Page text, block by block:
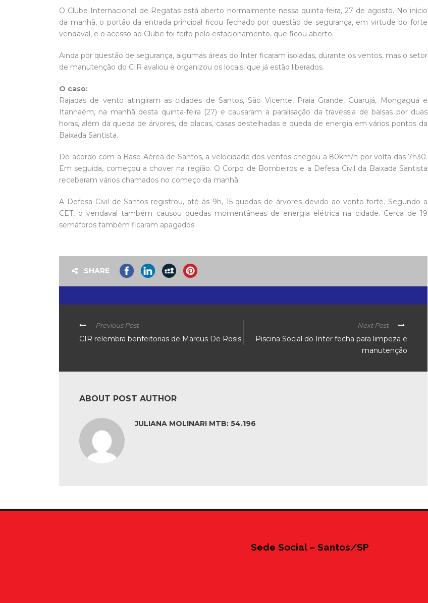
O Clube Internacional de Regatas está aberto normalmente nessa quinta-feira, 27 de agosto. No início
da manhã, o portão da entrada principal ficou fechado por questão de segurança, em virtude do forte
vendaval, e o acesso ao Clube foi feito pelo estacionamento, que ficou aberto.
Ainda por questão de segurança, algumas áreas do Inter ficaram isoladas, durante os ventos, mas o setor
de manutenção do CIR avaliou e organizou os locais, que já estão liberados.
O caso:
Rajadas de vento atingiram as cidades de Santos, São Vicente, Praia Grande, Guarujá, Mongaguá e
Itanhaém, na manhã desta quinta-feira (27) e causaram a paralisação da travessia de balsas por duas
horas, além da queda de árvores, de placas, casas destelhadas e queda de energia em vários pontos da
Baixada Santista.
De acordo com a Base Aérea de Santos, a velocidade dos ventos chegou a 80km/h por volta das 7h30.
Em seguida, começou a chover na região. O Corpo de Bombeiros e a Defesa Civil da Baixada Santista
receberam vários chamados no começo da manhã.
A Defesa Civil de Santos registrou, até às 9h, 15 quedas de árvores devido ao vento forte. Segundo a
CET, o vendaval também causou quedas momentâneas de energia elétrica na cidade. Cerca de 19
semáforos também ficaram apagados.
SHARE
Previous Post
CIR relembra benfeitorias de Marcus De Rosis
Next Post
Piscina Social do Inter fecha para limpeza e
manutenção
ABOUT POST AUTHOR
JULIANA MOLINARI MTB: 54.196
Sede Social – Santos/SP